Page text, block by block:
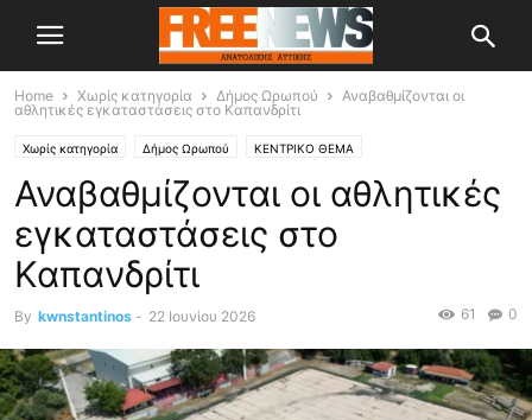
Home Χωρίς κατηγορία Δήμος Ωρωπού
Αναβαθμίζονται οι
αθλητικές εγκαταστάσεις στο Καπανδρίτι
Χωρίς κατηγορία Δήμος Ωρωπού ΚΕΝΤΡΙΚΟ ΘΕΜΑ
Αναβαθμίζονται οι αθλητικές
εγκαταστάσεις στο
Καπανδρίτι
By kwnstantinos - 22 Ιουνίου 2026 0
61